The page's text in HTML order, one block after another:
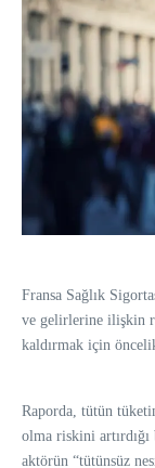
Fransa Sağlık
ve gelirlerine ilişkin
kaldırmak için
Raporda, tütün
olma riskini
aktörün “tütünsüz